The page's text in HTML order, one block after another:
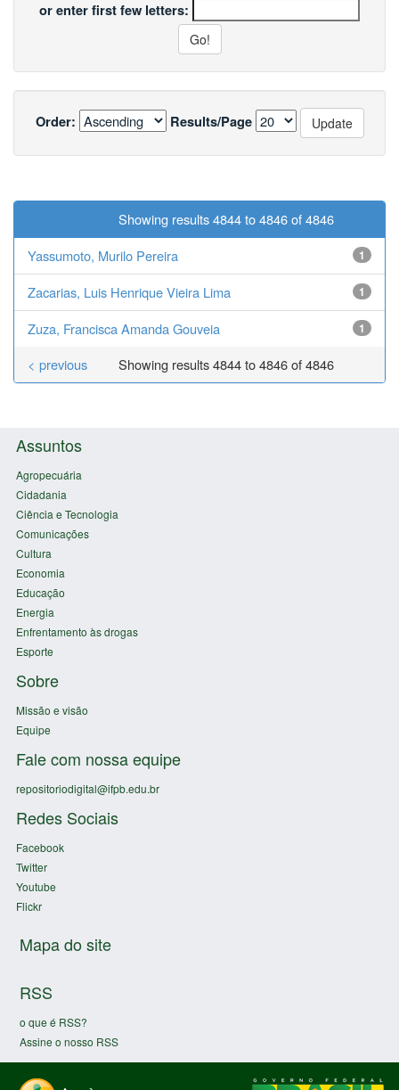
or enter first few letters:
Order: Results/Page
Showing results 4844 to 4846 of 4846
Yassumoto, Murilo Pereira
1
Zacarias, Luis Henrique Vieira Lima 1
Zuza, Francisca Amanda Gouveia 1
Showing results 4844 to 4846 of 4846
< previous
Assuntos
Agropecuária
Cidadania
Ciência e Tecnologia
Comunicações
Cultura
Economia
Educação
Energia
Enfrentamento às drogas
Esporte
Sobre
Missão e visão
Equipe
Fale com nossa equipe
repositoriodigital@ifpb.edu.br
Redes Sociais
Facebook
Twitter
Youtube
Flickr
Mapa do site
RSS
o que é RSS?
Assine o nosso RSS